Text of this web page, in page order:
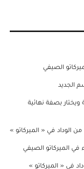
الصيفي
الجديد
ويختار بصفة نهائية
الوداد في « الميركاتو »
الميركاتو الصيفي
في « الميركاتو »